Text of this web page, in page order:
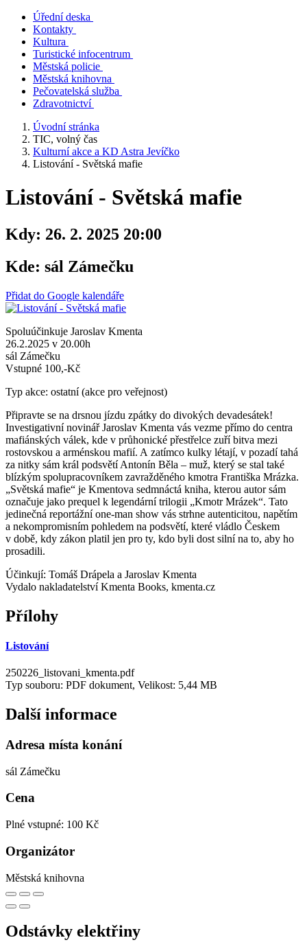
Úřední deska
Kontakty
Kultura
Turistické infocentrum
Městská policie
Městská knihovna
Pečovatelská služba
Zdravotnictví
Úvodní stránka
TIC, volný čas
Kulturní akce a KD Astra Jevíčko
Listování - Světská mafie
Listování - Světská mafie
Kdy: 26. 2. 2025 20:00
Kde: sál Zámečku
Přidat do Google kalendáře
Spoluúčinkuje Jaroslav Kmenta
26.2.2025 v 20.00h
sál Zámečku
Vstupné 100,-Kč
Typ akce: ostatní (akce pro veřejnost)
Připravte se na drsnou jízdu zpátky do divokých devadesátek!
Investigativní novinář Jaroslav Kmenta vás vezme přímo do centra
mafiánských válek, kde v průhonické přestřelce zuří bitva mezi
rostovskou a arménskou mafií. A zatímco kulky létají, v pozadí tahá
za nitky sám král podsvětí Antonín Běla – muž, který se stal také
blízkým spolupracovníkem zavražděného kmotra Františka Mrázka.
„Světská mafie“ je Kmentova sedmnáctá kniha, kterou autor sám
označuje jako prequel k legendární trilogii „Kmotr Mrázek“. Tato
jedinečná reportážní one-man show vás strhne autenticitou, napětím
a nekompromisním pohledem na podsvětí, které vládlo Českem
v době, kdy zákon platil jen pro ty, kdo byli dost silní na to, aby ho
prosadili.
Účinkují: Tomáš Drápela a Jaroslav Kmenta
Vydalo nakladatelství Kmenta Books, kmenta.cz
Přílohy
Listování
250226_listovani_kmenta.pdf
Typ souboru: PDF dokument, Velikost: 5,44 MB
Další informace
Adresa místa konání
sál Zámečku
Cena
Plné vstupné: 100 Kč
Organizátor
Městská knihovna
Odstávky elektřiny